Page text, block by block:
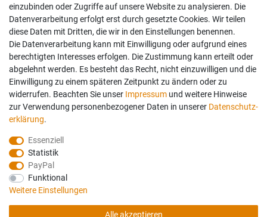
Folgen Sie uns auch auf:
einzubinden oder Zugriffe auf unsere Website zu analysieren. Die
Datenverarbeitung erfolgt erst durch gesetzte Cookies. Wir teilen
diese Daten mit Dritten, die wir in den Einstellungen benennen.
Die Datenverarbeitung kann mit Einwilligung oder aufgrund eines
berechtigten Interesses erfolgen. Die Zustimmung kann erteilt oder
abgelehnt werden. Es besteht das Recht, nicht einzuwilligen und die
Einwilligung zu einem späteren Zeitpunkt zu ändern oder zu
widerrufen. Beachten Sie unser Impressum und weitere Hinweise
zur Verwendung personenbezogener Daten in unserer Daten­schutz­
erklärung.
Essenziell
Statistik
PayPal
Funktional
Weitere Einstellungen
Alle akzeptieren